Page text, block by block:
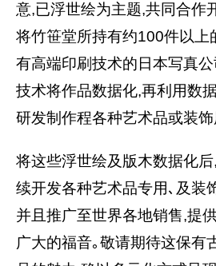
意,已浮世绘为主题,共同合作
将竹笹堂所持有约100件以上
有高端印刷技术的日本写真
技术将作品数据化,再利用数
研发制作程各种艺术品或装饰
将这些浮世绘及版木数据化
续开发各种艺术品专用､及装
并且推广至世界各地销售,提
广大的福音｡敬请期待这保有